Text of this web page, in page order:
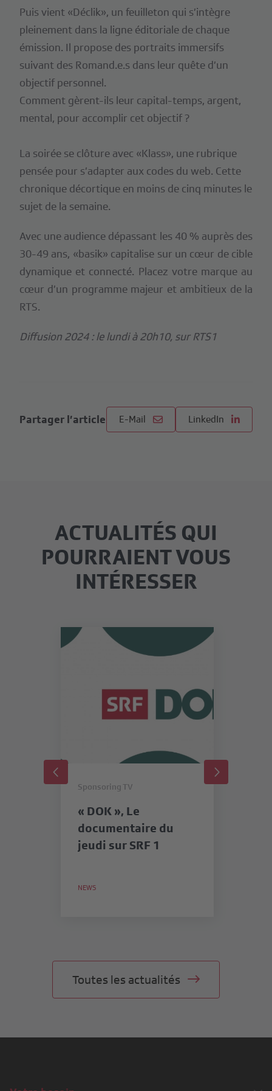
Puis vient «Déclik», un feuilleton qui s’intègre
pleinement dans la ligne éditoriale de chaque
émission. Il propose des portraits immersifs
suivant des Romand.e.s dans leur quête d’un
objectif personnel.
Comment gèrent-ils leur capital-temps, argent,
mental, pour accomplir cet objectif ?
La soirée se clôture avec «Klass», une rubrique
pensée pour s’adapter aux codes du web. Cette
chronique décortique en moins de cinq minutes le
sujet de la semaine.
Avec une audience dépassant les 40 % auprès des
30-49 ans, «basik» capitalise sur un cœur de cible
dynamique et connecté. Placez votre marque au
cœur d’un programme majeur et ambitieux de la
RTS.
Diffusion 2024 : le lundi à 20h10, sur RTS1
Partager l’article E-Mail LinkedIn
ACTUALITÉS QUI
POURRAIENT VOUS
INTÉRESSER
Sponsoring TV
« DOK », Le
documentaire du
jeudi sur SRF 1
NEWS
Toutes les actualités